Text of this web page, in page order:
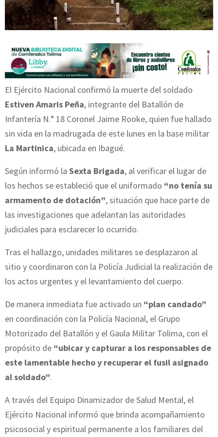
El Ejército Nacional confirmó la muerte del soldado
Estiven Amaris Peña, integrante del Batallón de
Infantería N.° 18 Coronel Jaime Rooke, quien fue hallado
sin vida en la madrugada de este lunes en la base militar
La Martinica, ubicada en Ibagué.
Según informó la Sexta Brigada, al verificar el lugar de
los hechos se estableció que el uniformado “no tenía su
armamento de dotación”, situación que hace parte de
las investigaciones que adelantan las autoridades
judiciales para esclarecer lo ocurrido.
Tras el hallazgo, unidades militares se desplazaron al
sitio y coordinaron con la Policía Judicial la realización de
los actos urgentes y el levantamiento del cuerpo.
De manera inmediata fue activado un “plan candado”
en coordinación con la Policía Nacional, el Grupo
Motorizado del Batallón y el Gaula Militar Tolima, con el
propósito de “ubicar y capturar a los responsables de
este lamentable hecho y recuperar el fusil asignado
al soldado”.
A través del Equipo Dinamizador de Salud Mental, el
Ejército Nacional informó que brinda acompañamiento
psicosocial y espiritual permanente a los familiares del